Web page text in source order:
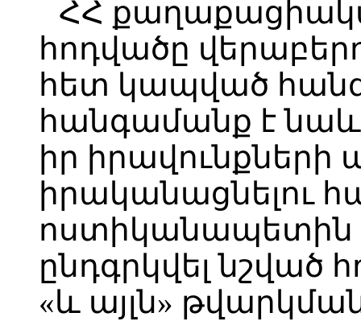
ՀՀ
հոդվածը
հետ կապված
հանգամանք է նաև
իր իրավունքների
իրականացնելու
ոստիկանապետին
ընդգրկվել նշված
«և այլն»